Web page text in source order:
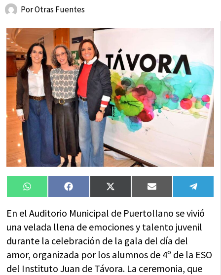
PorOtras Fuentes
Compartir
en
WhatsAppCompartir
en
FacebookCompartir
en
X
(Twitter)
Compartir
en
Email
en
En el Auditorio Municipal de Puertollano se vivió
una velada llena de emociones y talento juvenil
durante la celebración de la gala del día del
amor, organizada por los alumnos de 4º de la ESO
del Instituto Juan de Távora. La ceremonia, que